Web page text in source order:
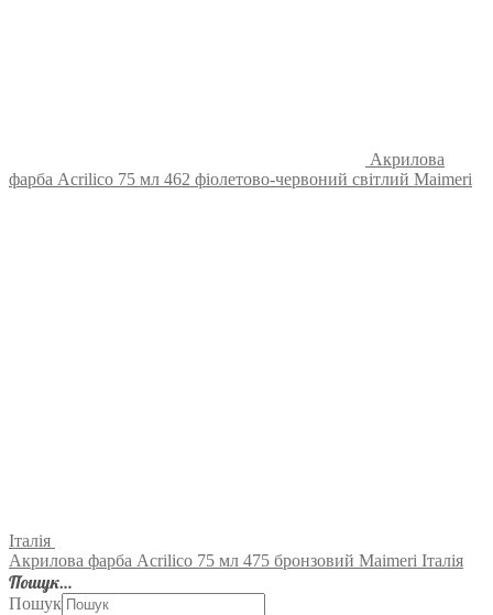
Акрилова
фарба Acrilico 75 мл 462 фіолетово-червоний світлий Maimeri
Італія
Акрилова фарба Acrilico 75 мл 475 бронзовий Maimeri Італія
Пошук…
Пошук